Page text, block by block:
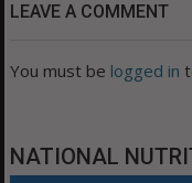
LEAVE A COMMENT
You must be logged in
NATIONAL